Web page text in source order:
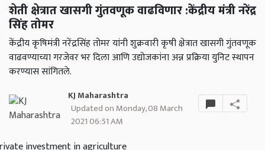
शेती क्षेत्रात खासगी गुंतवणूक वाढविणार :केंद्रीय मंत्री नरेंद्र
सिंह तोमर
केंद्रीय कृषिमंत्री नरेंद्रसिंह तोमर यांनी शुक्रवारी कृषी क्षेत्रात खासगी गुंतवणूक
वाढवण्याच्या गरजेवर भर दिला आणि उद्योजकांना अन्न प्रक्रिया युनिट स्थापन
करण्यास सांगितले.
KJ Maharashtra
Updated on Monday, 08 March
2021 06:51 AM